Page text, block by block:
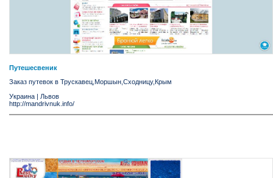
Путешесвеник
Заказ путевок в Трускавец,Моршын,Сходницу,Крым
Украина | Львов
http://mandrivnuk.info/